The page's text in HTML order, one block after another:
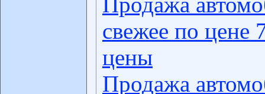
свежее по цене
цены
Продажа